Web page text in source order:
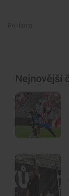
Nejnovější